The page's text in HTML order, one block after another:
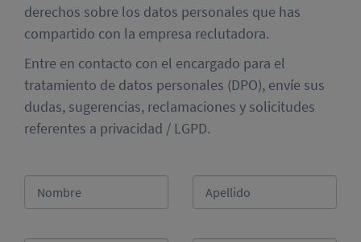
derechos sobre los datos personales que has
compartido con la empresa reclutadora.
Entre en contacto con el encargado para el
tratamiento de datos personales (DPO), envíe sus
dudas, sugerencias, reclamaciones y solicitudes
referentes a privacidad / LGPD.
Nombre Apellido